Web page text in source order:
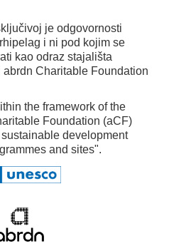
je odgovornosti
i ni pod kojim se
kao odraz stajališta
Charitable Foundation
the framework of the
Foundation (aCF)
development
and sites".